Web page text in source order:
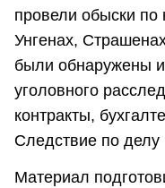
провели обыски по
Унгенах,
были обнаружены
уголовного
контракты,
Следствие по делу
Материал